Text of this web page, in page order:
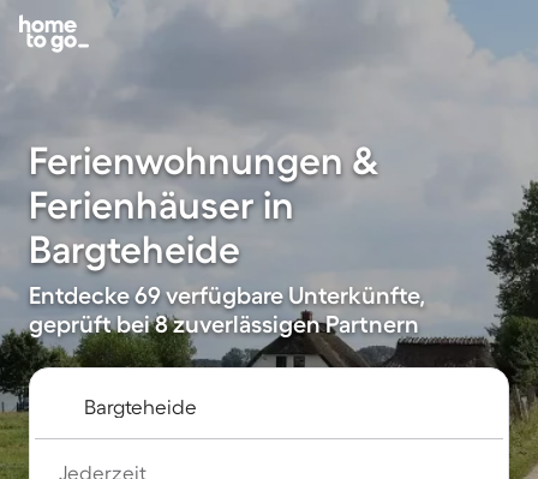
Ferienwohnungen &
Ferienhäuser in
Bargteheide
Entdecke 69 verfügbare Unterkünfte,
geprüft bei 8 zuverlässigen Partnern
Jederzeit